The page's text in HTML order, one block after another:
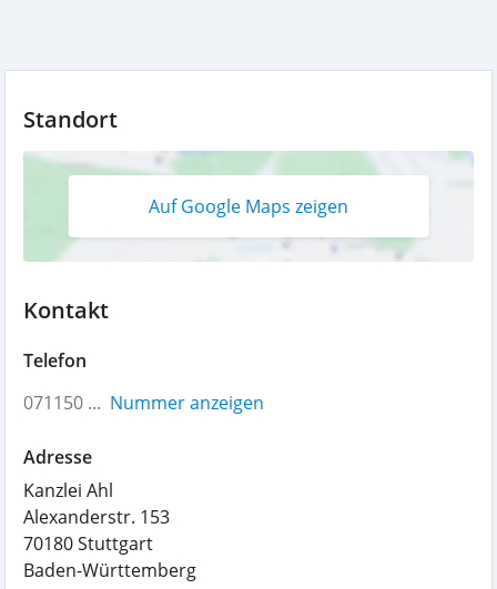
Standort
Auf Google Maps zeigen
Kontakt
Telefon
071150 ... Nummer anzeigen
Adresse
Kanzlei Ahl
Alexanderstr. 153
70180Stuttgart
Baden-Württemberg